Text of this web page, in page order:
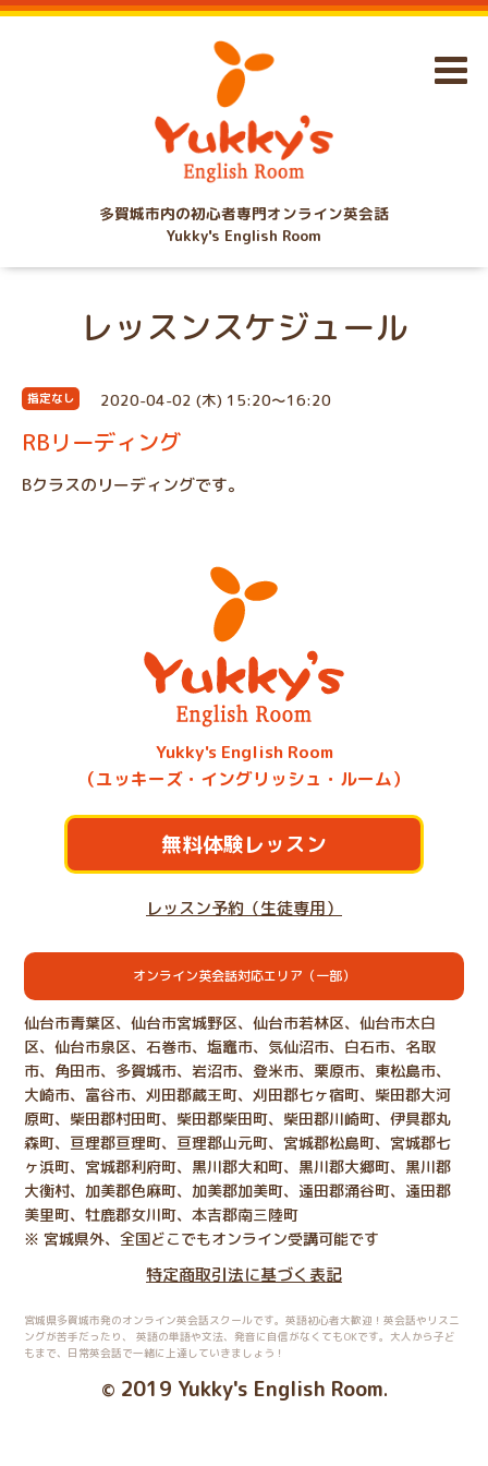
多賀城市内の初心者専門オンライン英会話
Yukky's English Room
レッスンスケジュール
指定なし 2020-04-02 (木) 15:20～16:20
RBリーディング
Bクラスのリーディングです。
Yukky's English Room
（ユッキーズ・イングリッシュ・ルーム）
無料体験レッスン
レッスン予約（生徒専用）
オンライン英会話対応エリア（一部）
仙台市青葉区、仙台市宮城野区、仙台市若林区、仙台市太白
区、仙台市泉区、石巻市、塩竈市、気仙沼市、白石市、名取
市、角田市、多賀城市、岩沼市、登米市、栗原市、東松島市、
大崎市、富谷市、刈田郡蔵王町、刈田郡七ヶ宿町、柴田郡大河
原町、柴田郡村田町、柴田郡柴田町、柴田郡川崎町、伊具郡丸
森町、亘理郡亘理町、亘理郡山元町、宮城郡松島町、宮城郡七
ヶ浜町、宮城郡利府町、黒川郡大和町、黒川郡大郷町、黒川郡
大衡村、加美郡色麻町、加美郡加美町、遠田郡涌谷町、遠田郡
美里町、牡鹿郡女川町、本吉郡南三陸町
※ 宮城県外、全国どこでもオンライン受講可能です
特定商取引法に基づく表記
宮城県多賀城市発のオンライン英会話スクールです。英語初心者大歓迎！英会話やリスニ
ングが苦手だったり、
英語の単語や文法、発音に自信がなくてもOKです。大人から子ど
もまで、日常英会話で一緒に上達していきましょう！
© 2019 Yukky's English Room.